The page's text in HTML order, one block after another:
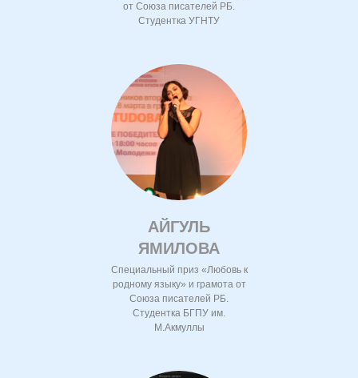
от Союза писателей РБ.
Студентка УГНТУ
АЙГУЛЬ
ЯМИЛОВА
Специальный приз «Любовь к
родному языку» и грамота от
Союза писателей РБ.
Студентка БГПУ им.
М.Акмуллы